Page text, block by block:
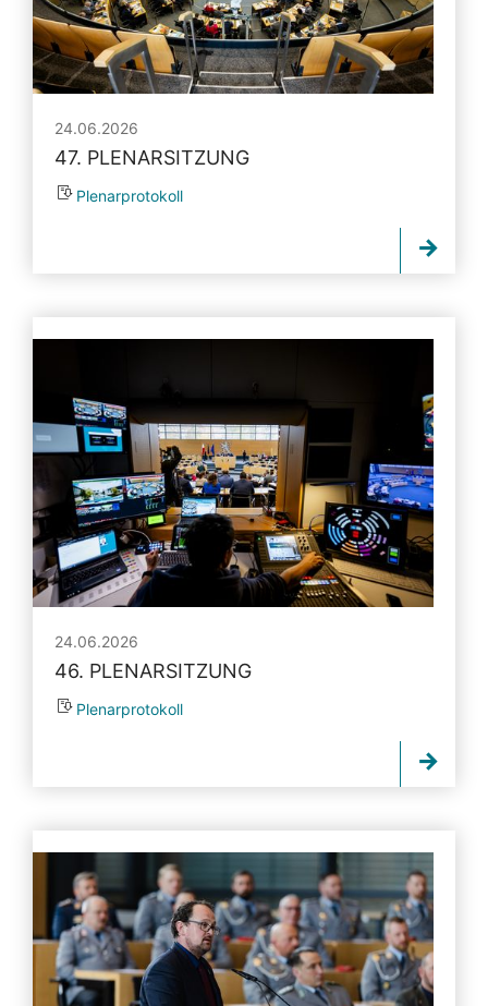
24.06.2026
47. PLENARSITZUNG
Plenarprotokoll
24.06.2026
46. PLENARSITZUNG
Plenarprotokoll